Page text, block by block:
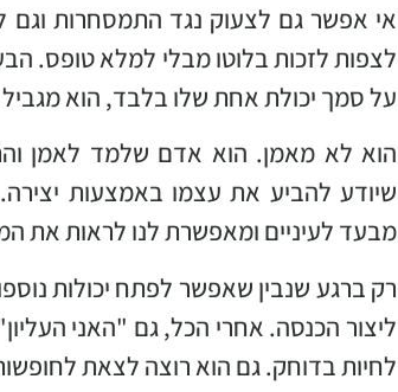
אי אפשר גם לצעוק נגד התמסחרות וגם
לצפות לזכות בלוטו מבלי למלא טופס.
על סמך יכולת אחת שלו בלבד, הוא
הוא לא מאמן. הוא אדם שלמד לאמן
שיודע להביע את עצמו באמצעות
מבעד לעיניים ומאפשרת לנו לראות את
רק ברגע שנבין שאפשר לפתח יכולות
ליצור הכנסה. אחרי הכל, גם "האני
לחיות בדוחק. גם הוא רוצה לצאת